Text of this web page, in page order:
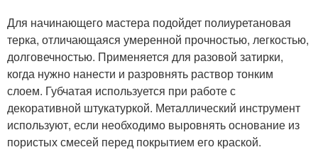
Для начинающего мастера подойдет полиуретановая
терка, отличающаяся умеренной прочностью, легкостью,
долговечностью. Применяется для разовой затирки,
когда нужно нанести и разровнять раствор тонким
слоем. Губчатая используется при работе с
декоративной штукатуркой. Металлический инструмент
используют, если необходимо выровнять основание из
пористых смесей перед покрытием его краской.